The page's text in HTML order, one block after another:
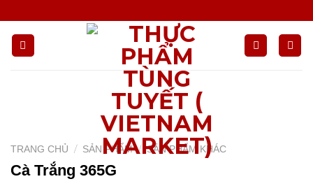
dung
TRANG CHỦ / SẢN PHẨM / SẢN PHẨM KHÁC
Cà Trắng 365G